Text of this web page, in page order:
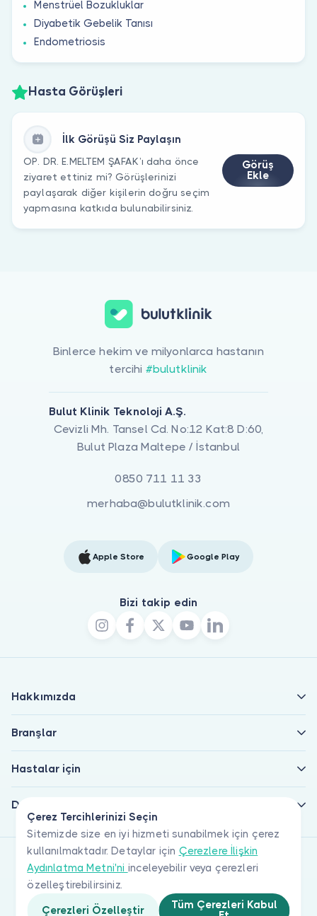
Menstrüel Bozukluklar
Diyabetik Gebelik Tanısı
Endometriosis
Hasta Görüşleri
İlk Görüşü Siz Paylaşın
OP. DR. E.MELTEM ŞAFAK’ı daha önce
ziyaret ettiniz mi? Görüşlerinizi
paylaşarak diğer kişilerin doğru seçim
yapmasına katkıda bulunabilirsiniz.
Görüş
Ekle
Çerez Tercihlerinizi Seçin
Sitemizde size en iyi hizmeti sunabilmek için çerez
kullanılmaktadır. Detaylar için Çerezlere İlişkin
Aydınlatma Metni'ni inceleyebilir veya çerezleri
özelleştirebilirsiniz.
Çerezleri Özelleştir
Tüm Çerezleri Kabul
Binlerce hekim ve milyonlarca hastanın
tercihi #bulutklinik
Bulut Klinik Teknoloji A.Ş.
Cevizli Mh. Tansel Cd. No:12 Kat:8 D:60,
Bulut Plaza Maltepe / İstanbul
0850 711 11 33
merhaba@bulutklinik.com
Apple Store Google Play
Bizi takip edin
Hakkımızda
Branşlar
Hastalar için
Doktorlar için